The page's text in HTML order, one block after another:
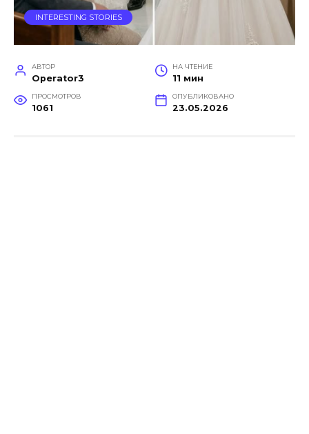
INTERESTING STORIES
АВТОР
Operator3
НА ЧТЕНИЕ
11 мин
ПРОСМОТРОВ
1061
ОПУБЛИКОВАНО
23.05.2026